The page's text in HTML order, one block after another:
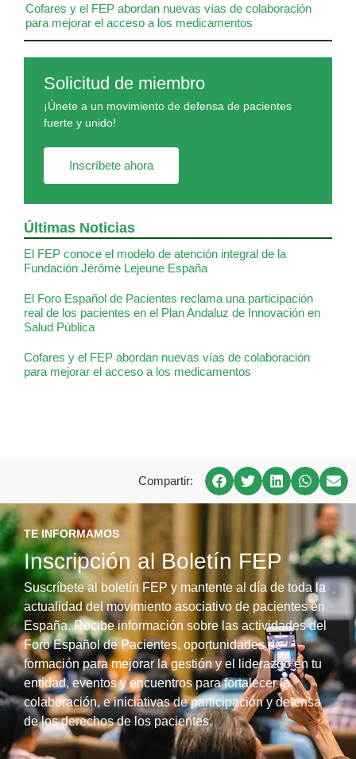
Cofares y el FEP abordan nuevas vías de colaboración
para mejorar el acceso a los medicamentos
Solicitud de miembro
¡Únete a un movimiento de defensa de pacientes
fuerte y unido!
Inscríbete ahora
Últimas Noticias
El FEP conoce el modelo de atención integral de la
Fundación Jérôme Lejeune España
El Foro Español de Pacientes reclama una participación
real de los pacientes en el Plan Andaluz de Innovación en
Salud Pública
Cofares y el FEP abordan nuevas vías de colaboración
para mejorar el acceso a los medicamentos
Compartir:
TE INFORMAMOS
Inscripción al Boletín FEP
Suscríbete al boletín FEP y mantente al día de toda la
actualidad del movimiento asociativo de pacientes en
España. Recibe información sobre las actividades del
Foro Español de Pacientes, oportunidades de
formación para mejorar la gestión y el liderazgo en tu
entidad, eventos y encuentros para fortalecer la
colaboración, e iniciativas de participación y defensa
de los derechos de los pacientes.